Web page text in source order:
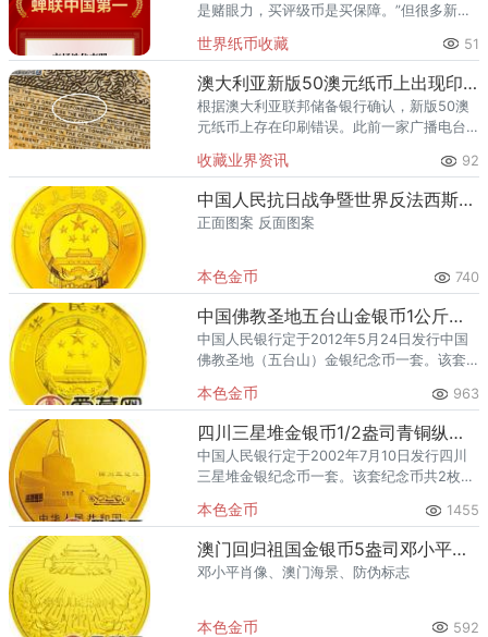
是赌眼力，买评级币是买保障。”但很多新手
的评级机构，同样可能踩坑。假币入盒、分
数虚高、品相不符、售后无
世界纸币收藏 51
澳大利亚新版50澳元纸币上出现印刷错误
根据澳大利亚联邦储备银行确认，新版50澳
元纸币上存在印刷错误。此前一家广播电台
误的照片。错误出现在一组微型文字中，其
中“责任”这个词中第三个“
收藏业界资讯 92
中国人民抗日战争暨世界反法西斯战争胜利70周年金银币八路军战士
正面图案 反面图案
本色金币 740
中国佛教圣地五台山金银币1公斤五台山·佛光寺金币
中国人民银行定于2012年5月24日发行中国
佛教圣地（五台山）金银纪念币一套。该套
中华人民共和国法定货币。
本色金币 963
四川三星堆金银币1/2盎司青铜纵目面具金币
中国人民银行定于2002年7月10日发行四川
三星堆金银纪念币一套。该套纪念币共2枚，
法定货币。
本色金币 1455
澳门回归祖国金银币5盎司邓小平肖像金币
邓小平肖像、澳门海景、防伪标志
本色金币 592